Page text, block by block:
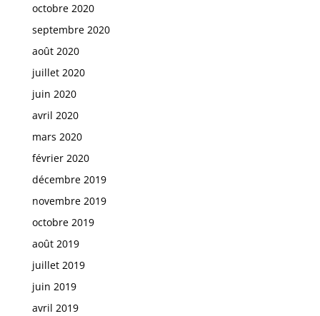
octobre 2020
septembre 2020
août 2020
juillet 2020
juin 2020
avril 2020
mars 2020
février 2020
décembre 2019
novembre 2019
octobre 2019
août 2019
juillet 2019
juin 2019
avril 2019